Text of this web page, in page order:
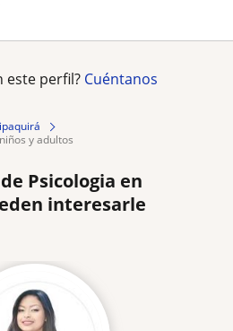
este perfil? Cuéntanos
y adultos
Psicologia en
interesarle